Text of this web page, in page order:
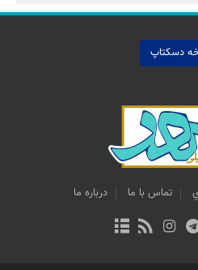
دسکتاپ
تماس با ما درباره ما